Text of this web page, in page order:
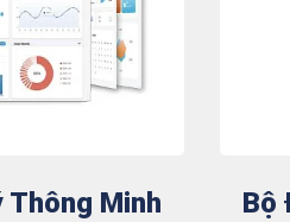
Thông Minh Bộ